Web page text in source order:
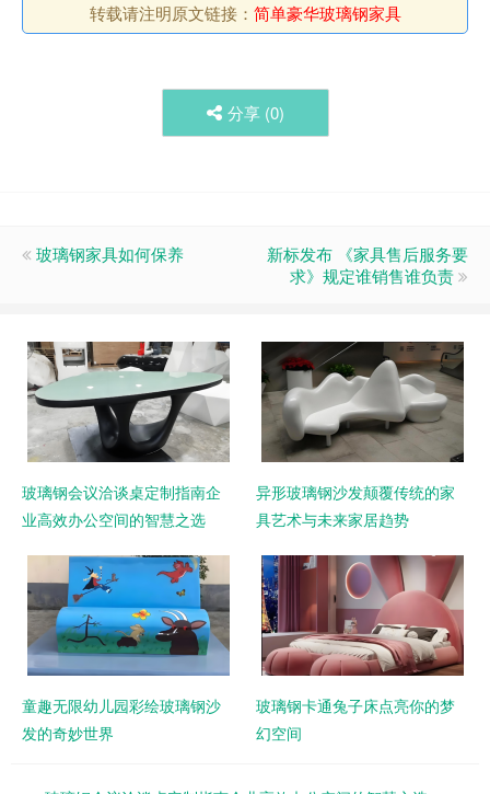
转载请注明原文链接： 简单豪华玻璃钢家具
分享 (0)
玻璃钢家具如何保养
新标发布 《家具售后服务要
求》规定谁销售谁负责
玻璃钢会议洽谈桌定制指南企
业高效办公空间的智慧之选
异形玻璃钢沙发颠覆传统的家
具艺术与未来家居趋势
童趣无限幼儿园彩绘玻璃钢沙
发的奇妙世界
玻璃钢卡通兔子床点亮你的梦
幻空间